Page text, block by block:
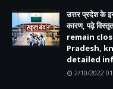
उत्तर प्रदेश के
कारण, पढ़े
remain
Pradesh,
detailed
2/10/2022